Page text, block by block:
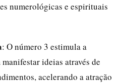
numerológicas e espirituais
: O número 3 estimula a
ideias através de
acelerando a atração